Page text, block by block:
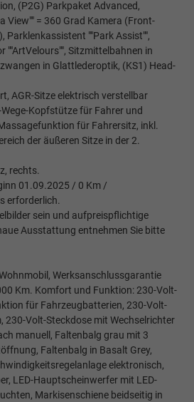
(P2G) Parkpaket Advanced,
View"" = 360 Grad Kamera (Front-
Parklenkassistent ""Park Assist"",
""ArtVelours"", Sitzmittelbahnen in
in Glattlederoptik, (KS1) Head-
AGR-Sitze elektrisch verstellbar
Kopfstütze für Fahrer und
für Fahrersitz, inkl.
der äußeren Sitze in der 2.
rechts.
01.09.2025 / 0 Km /
erforderlich.
sein und aufpreispflichtige
Ausstattung entnehmen Sie bitte
Werksanschlussgarantie
Km. Komfort und Funktion: 230-Volt-
für Fahrzeugbatterien, 230-Volt-
230-Volt-Steckdose mit Wechselrichter
manuell, Faltenbalg grau mit 3
Faltenbalg in Basalt Grey,
elektronisch,
LED-Hauptscheinwerfer mit LED-
Markisenschiene beidseitig in